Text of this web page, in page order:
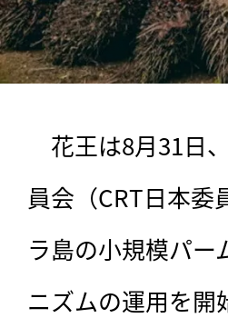
花王は8月31日
員会（CRT日本
ラ島の小規模パ
ニズムの運用を開